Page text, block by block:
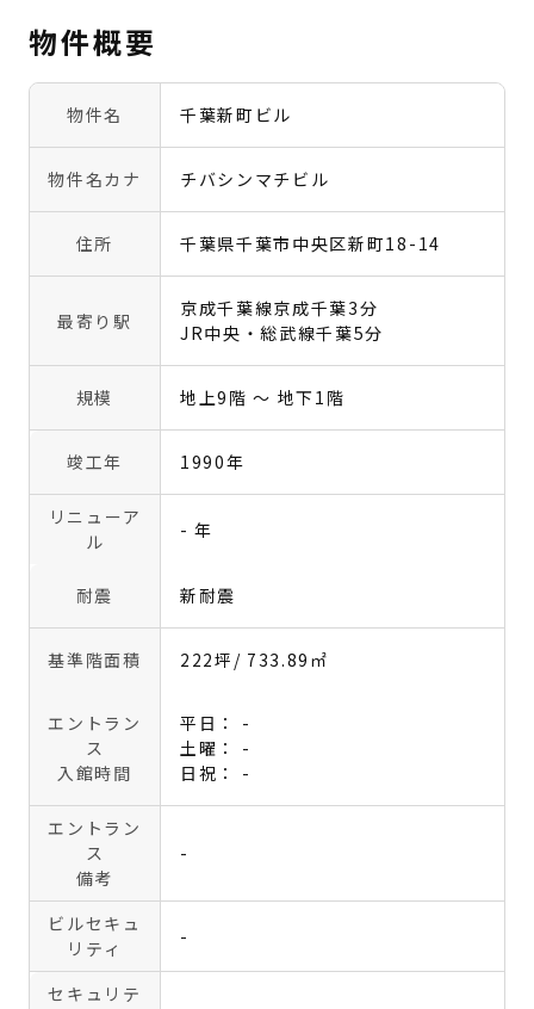
物件概要
物件名 千葉新町ビル
物件名カナ チバシンマチビル
住所 千葉県千葉市中央区新町18-14
最寄り駅
京成千葉線京成千葉3分
JR中央・総武線千葉5分
規模 地上9階 〜 地下1階
竣工年 1990年
リニューア
ル
- 年
耐震 新耐震
基準階面積 222坪 / 733.89㎡
エントラン
ス
入館時間
平日： -
土曜： -
日祝： -
エントラン
ス
備考
-
ビルセキュ
リティ
-
セキュリテ